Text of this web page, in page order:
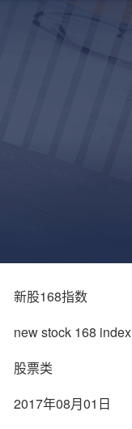
新股168指数
new stock 168 index
股票类
2017年08月01日